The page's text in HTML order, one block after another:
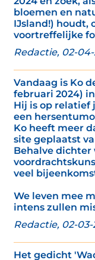
bloemen en
IJsland!) houdt,
voortreffelijke
Redactie, 02-
Vandaag is Ko
februari 2024)
Hij is op relatief
een
Ko heeft meer
site geplaatst
Behalve dichter
veel
We leven mee
intens zullen
Redactie, 02-
Het gedicht